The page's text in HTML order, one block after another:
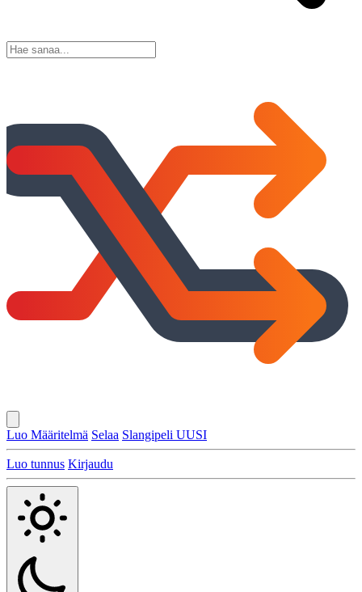
Luo Määritelmä Selaa Slangipeli UUSI
Luo tunnus Kirjaudu